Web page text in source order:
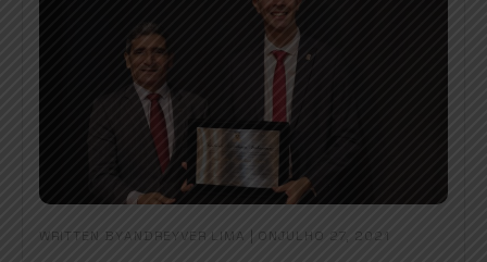
WRITTEN BYANDREYVER LIMA ONJULHO 27, 2021